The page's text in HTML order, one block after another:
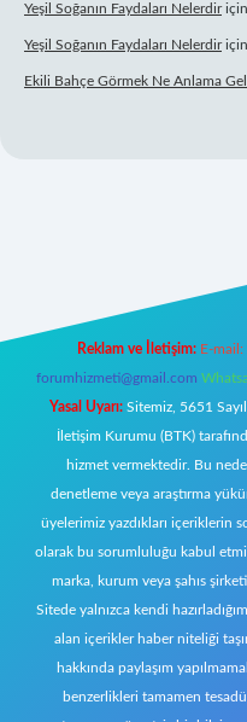
Yeşil Soğanın Faydaları Nelerdiriçin
Yeşil Soğanın Faydaları Nelerdiriçin
Ekili Bahçe Görmek Ne Anlama
Reklam ve İletişim: E-mail:
forumhizmeti@gmail.com
Yasal Uyarı: Sitemiz, 5651
İletişim Kurumu (BTK)
hizmet vermektedir. Bu
denetleme veya araştırma
üyelerimiz yazdıkları içeriklerin
olarak bu sorumluluğu kabul
marka, kurum veya şahıs
Sitede yalnızca kendi
alan içerikler haber niteliği
hakkında paylaşım
benzerlikleri tamamen